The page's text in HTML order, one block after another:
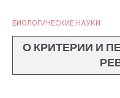
БИОЛОГИЧЕСКИЕ НАУКИ
О КРИТЕРИИ И